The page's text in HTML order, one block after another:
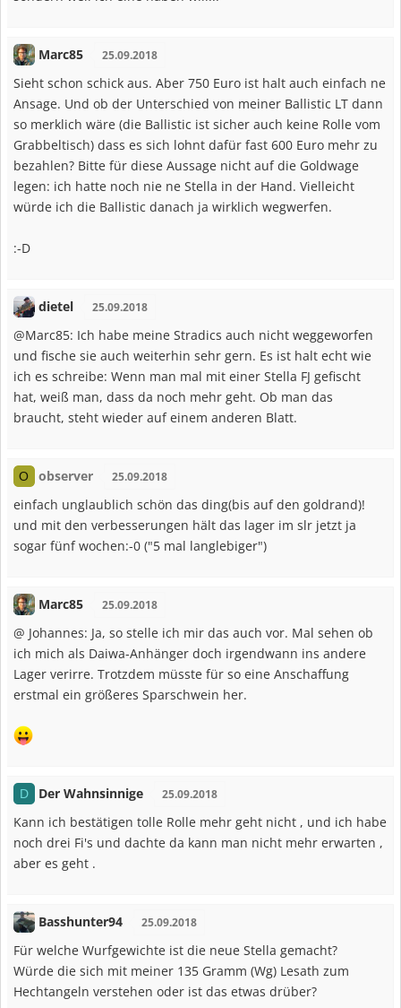
Marc85 25.09.2018
Sieht schon schick aus. Aber 750 Euro ist halt auch einfach ne
Ansage. Und ob der Unterschied von meiner Ballistic LT dann
so merklich wäre (die Ballistic ist sicher auch keine Rolle vom
Grabbeltisch) dass es sich lohnt dafür fast 600 Euro mehr zu
bezahlen? Bitte für diese Aussage nicht auf die Goldwage
legen: ich hatte noch nie ne Stella in der Hand. Vielleicht
würde ich die Ballistic danach ja wirklich wegwerfen.
:-D
dietel 25.09.2018
@Marc85: Ich habe meine Stradics auch nicht weggeworfen
und fische sie auch weiterhin sehr gern. Es ist halt echt wie
ich es schreibe: Wenn man mal mit einer Stella FJ gefischt
hat, weiß man, dass da noch mehr geht. Ob man das
braucht, steht wieder auf einem anderen Blatt.
O observer 25.09.2018
einfach unglaublich schön das ding(bis auf den goldrand)!
und mit den verbesserungen hält das lager im slr jetzt ja
sogar fünf wochen:-0 ("5 mal langlebiger")
Marc85 25.09.2018
@ Johannes: Ja, so stelle ich mir das auch vor. Mal sehen ob
ich mich als Daiwa-Anhänger doch irgendwann ins andere
Lager verirre. Trotzdem müsste für so eine Anschaffung
erstmal ein größeres Sparschwein her.
D Der Wahnsinnige 25.09.2018
Kann ich bestätigen tolle Rolle mehr geht nicht , und ich habe
noch drei Fi's und dachte da kann man nicht mehr erwarten ,
aber es geht .
Basshunter94 25.09.2018
Für welche Wurfgewichte ist die neue Stella gemacht?
Würde die sich mit meiner 135 Gramm (Wg) Lesath zum
Hechtangeln verstehen oder ist das etwas drüber?